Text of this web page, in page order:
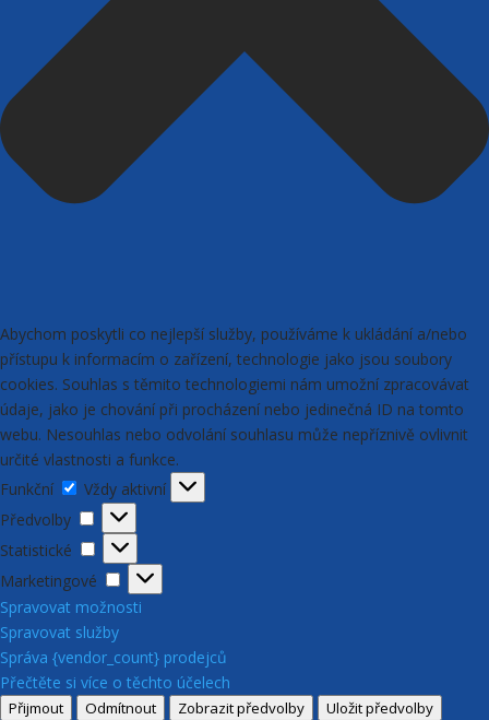
Abychom poskytli co nejlepší služby, používáme k ukládání a/nebo
přístupu k informacím o zařízení, technologie jako jsou soubory
cookies. Souhlas s těmito technologiemi nám umožní zpracovávat
údaje, jako je chování při procházení nebo jedinečná ID na tomto
webu. Nesouhlas nebo odvolání souhlasu může nepříznivě ovlivnit
určité vlastnosti a funkce.
Funkční
Funkční
Vždy aktivní
Předvolby
Předvolby
Statistické
Statistické
Marketingové
Marketingové
Spravovat možnosti
Spravovat služby
Správa {vendor_count} prodejců
Přečtěte si více o těchto účelech
Přijmout Odmítnout Zobrazit předvolby Uložit předvolby